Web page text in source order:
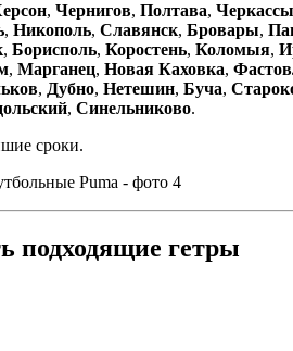
, Чернигов, Полтава, Черкассы
, Никополь, Славянск, Бровары,
, Борисполь, Коростень, Коломыя,
, Марганец, Новая Каховка,
, Дубно, Нетешин, Буча,
, Синельниково.
сроки.
подходящие гетры